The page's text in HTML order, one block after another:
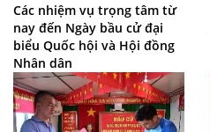
Các nhiệm vụ trọng tâm từ
nay đến Ngày bầu cử đại
biểu Quốc hội và Hội đồng
Nhân dân